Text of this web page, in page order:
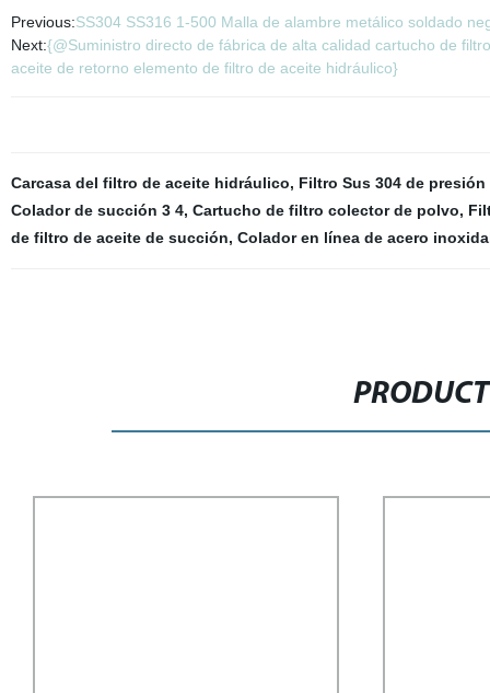
Previous:SS304 SS316 1-500 Malla de alambre metálico soldado
Next:{@Suministro directo de fábrica de alta calidad cartucho de
aceite de retorno elemento de filtro de aceite hidráulico}
Carcasa del filtro de aceite hidráulico, Filtro Sus 304 de presión
Colador de succión 3 4, Cartucho de filtro colector de polvo,
de filtro de aceite de succión, Colador en línea de acero